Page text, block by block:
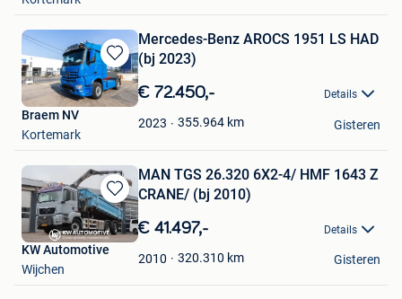
Bewaren
in
Mijn
Favorieten
Mercedes-Benz AROCS 1951 LS HAD
(bj 2023)
€ 72.450,- Details
2023 355.964 km
Braem NV
Kortemark
Gisteren
Bewaren
in
Mijn
Favorieten
MAN TGS 26.320 6X2-4/ HMF 1643 Z
CRANE/ (bj 2010)
€ 41.497,- Details
2010 320.310 km
KW Automotive
Wijchen
Gisteren